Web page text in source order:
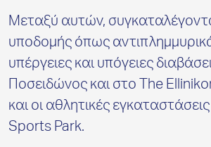
Μεταξύ αυτών,
υποδομής όπως
υπέργειες και υπόγειες
Ποσειδώνος και στο The
και οι αθλητικές εγκαταστάσεις
Sports Park.